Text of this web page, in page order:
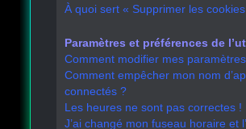
À quoi sert « Supprimer les
Paramètres et préférences de
Comment modifier mes
Comment empêcher mon nom
connectés ?
Les heures ne sont pas correctes !
J’ai changé mon fuseau horaire et